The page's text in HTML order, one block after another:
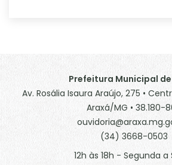
Prefeitura Municipal
Av. Rosália Isaura Araújo, 275 •
Araxá/MG • 38.180-
(34) 3668-0503
12h às 18h - Segunda a